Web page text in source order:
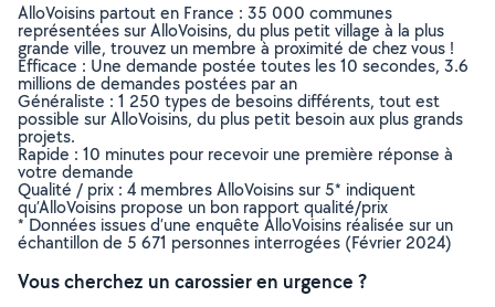
AlloVoisins partout en France : 35 000 communes
représentées sur AlloVoisins, du plus petit village à la plus
grande ville, trouvez un membre à proximité de chez vous !
Efficace : Une demande postée toutes les 10 secondes, 3.6
millions de demandes postées par an
Généraliste : 1 250 types de besoins différents, tout est
possible sur AlloVoisins, du plus petit besoin aux plus grands
projets.
Rapide : 10 minutes pour recevoir une première réponse à
votre demande
Qualité / prix : 4 membres AlloVoisins sur 5* indiquent
qu’AlloVoisins propose un bon rapport qualité/prix
* Données issues d’une enquête AlloVoisins réalisée sur un
échantillon de 5 671 personnes interrogées (Février 2024)
Vous cherchez un carossier en urgence ?